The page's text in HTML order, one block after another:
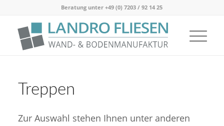
Beratung unter+49 (0) 7203 / 92 14 25
Treppen
Zur Auswahl stehen Ihnen unter anderen